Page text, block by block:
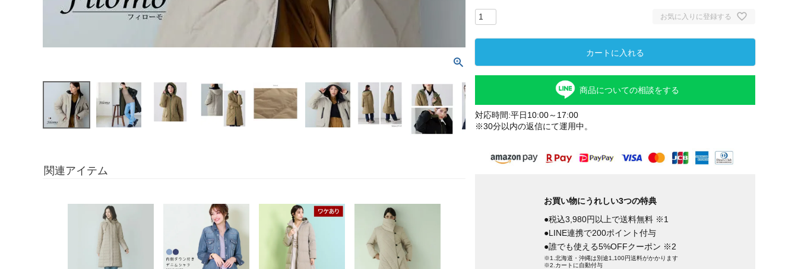
関連アイテム
お気に入りに登録する
カートに入れる
商品についての相談をする
対応時間:平日10:00～17:00
※30分以内の返信にて運用中。
お買い物にうれしい3つの特典
●税込3,980円以上で送料無料 ※1
●LINE連携で200ポイント付与
●誰でも使える5%OFFクーポン ※2
※1.北海道・沖縄は別途1,100円送料がかかります
※2.カートに自動付与